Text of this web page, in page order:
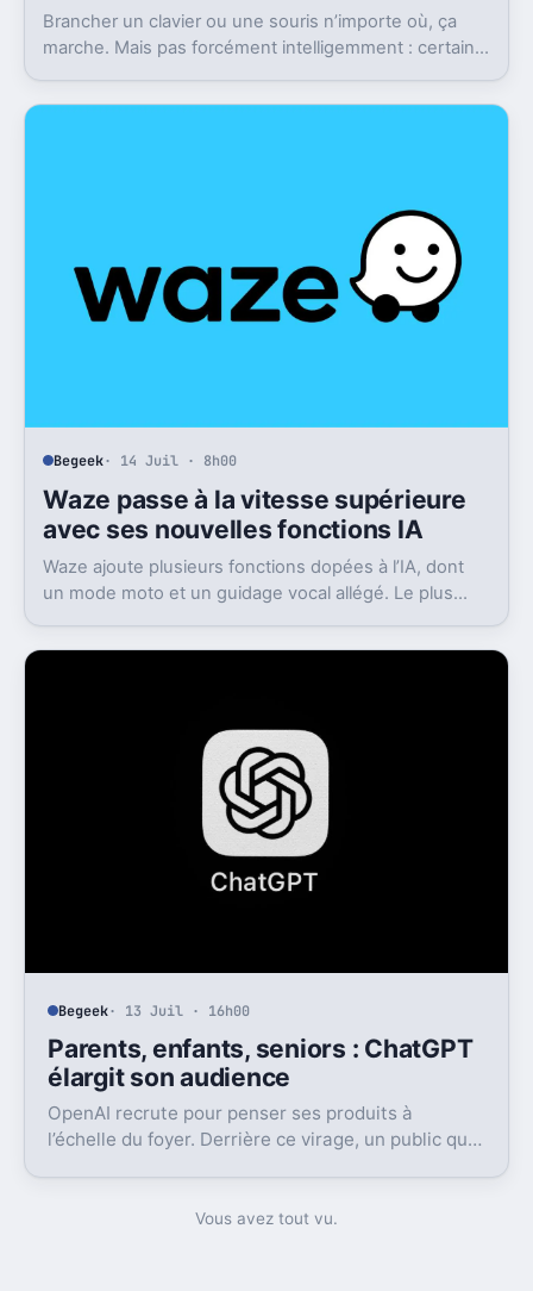
Brancher un clavier ou une souris n’importe où, ça
marche. Mais pas forcément intelligemment : certains
Begeek· 14 Juil · 8h00
Waze passe à la vitesse supérieure
avec ses nouvelles fonctions IA
Waze ajoute plusieurs fonctions dopées à l’IA, dont
un mode moto et un guidage vocal allégé. Le plus
tout de suite.
Begeek· 13 Juil · 16h00
Parents, enfants, seniors : ChatGPT
élargit son audience
OpenAI recrute pour penser ses produits à
l’échelle du foyer. Derrière ce virage, un public qui